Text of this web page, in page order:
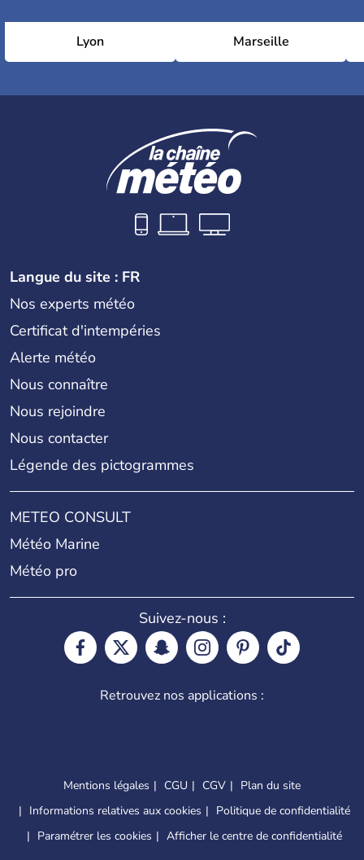
Lyon Marseille
Langue du site : FR
Nos experts météo
Certificat d'intempéries
Alerte météo
Nous connaître
Nous rejoindre
Nous contacter
Légende des pictogrammes
METEO CONSULT
Météo Marine
Météo pro
Suivez-nous :
Retrouvez nos applications :
Mentions légales CGU CGV
Plan du site
Informations relatives aux cookies
Politique de confidentialité
Paramétrer les cookies
Afficher le centre de confidentialité